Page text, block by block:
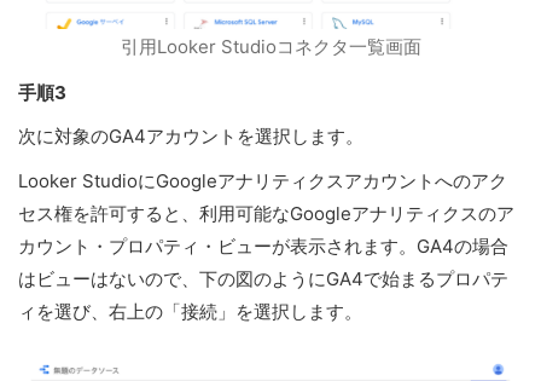
引用Looker Studioコネクタ一覧画面
手順3
次に対象のGA4アカウントを選択します。
Looker StudioにGoogleアナリティクスアカウントへのアク
セス権を許可すると、利用可能なGoogleアナリティクスのア
カウント・プロパティ・ビューが表示されます。GA4の場合
はビューはないので、下の図のようにGA4で始まるプロパテ
ィを選び、右上の「接続」を選択します。